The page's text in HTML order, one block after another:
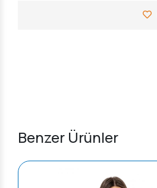
Benzer Ürünler